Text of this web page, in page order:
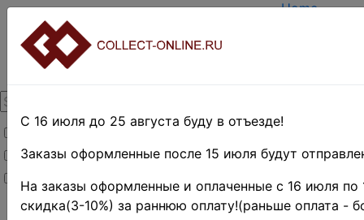
Товары со скидкой
Товары в наличии
Новинки
Home
Payment
TERMS AND
Home
С 16 июля до 25 августа буду в отъезде!
Заказы оформленные после 15 июля будут
На заказы оформленные и оплаченные с 16 июля по
скидка(3-10%) за раннюю оплату!(раньше оплата -